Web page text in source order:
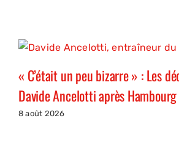
« C’était un peu bizarre » : Les
Davide Ancelotti après Hambourg
8 août 2026